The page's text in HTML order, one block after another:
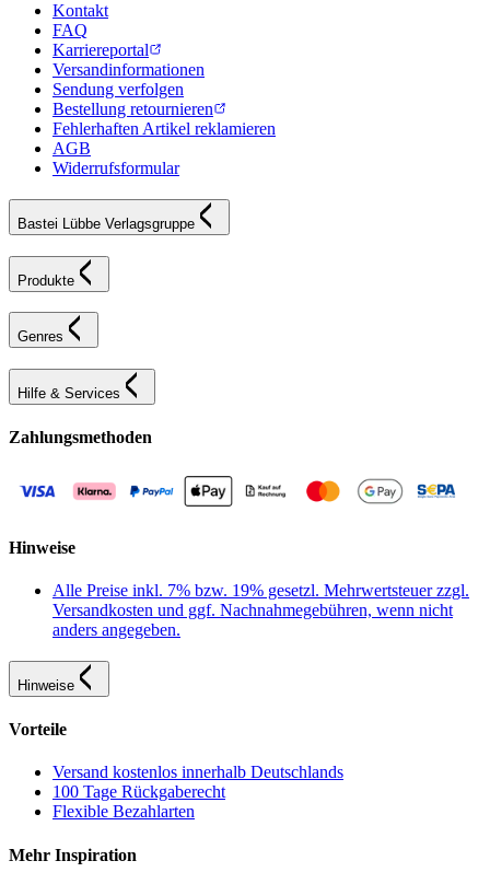
Kontakt
FAQ
Karriereportal
Versandinformationen
Sendung verfolgen
Bestellung retournieren
Fehlerhaften Artikel reklamieren
AGB
Widerrufsformular
Bastei Lübbe Verlagsgruppe
Produkte
Genres
Hilfe & Services
Zahlungsmethoden
Hinweise
Alle Preise inkl. 7% bzw. 19% gesetzl. Mehrwertsteuer zzgl.
Versandkosten und ggf. Nachnahmegebühren, wenn nicht
anders angegeben.
Hinweise
Vorteile
Versand kostenlos innerhalb Deutschlands
100 Tage Rückgaberecht
Flexible Bezahlarten
Mehr Inspiration